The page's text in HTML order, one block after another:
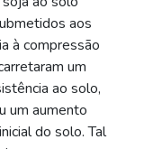
aos
à compressão
um
ao solo,
um aumento
do solo. Tal